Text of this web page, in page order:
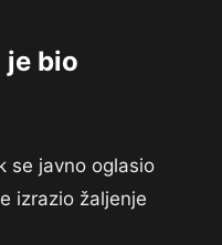
bio
se javno oglasio
izrazio žaljenje